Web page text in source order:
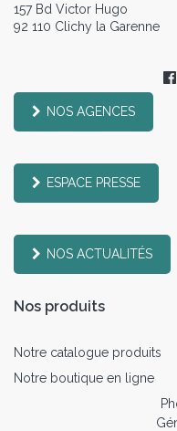
157 Bd Victor Hugo
92 110 Clichy la Garenne
NOS AGENCES
ESPACE PRESSE
NOS ACTUALITÉS
Nos produits
Notre catalogue produits
Notre boutique en ligne